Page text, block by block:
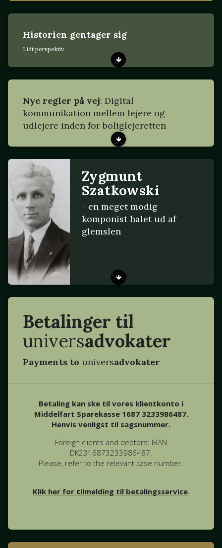
Historien gentager sig
Lidt perspektiv
Nye regler på vej: Digital
kommunikation mellem lejere og
udlejere inden for boliglejeretten
Zygmunt
Szatkowski
- en meget modig
komponist halet ud af
glemslen
Betalinger til
universadvokater
Payments to universadvokater
Betaling kan ske til vores klientkonto i
Middelfart Sparekasse 1687 3233986487.
Henvis venligst til sagsnummer.
Foreign clients and debtors: IBAN
DK2316873233986487.
Please, refer to the relevant case number.
Klik her for tilmelding til betalingsservice.